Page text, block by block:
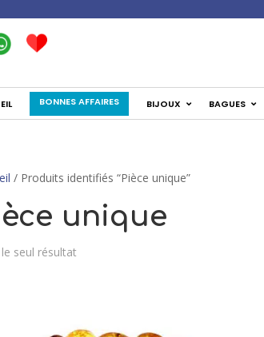
BONNES AFFAIRES BIJOUX BAGUES
/ Produits identifiés “Pièce unique”
unique
seul résultat